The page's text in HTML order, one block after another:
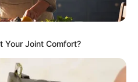
Your Joint Comfort?